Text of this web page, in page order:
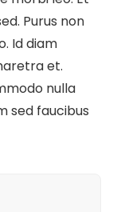
Purus non
Id diam
et.
nulla
sed faucibus